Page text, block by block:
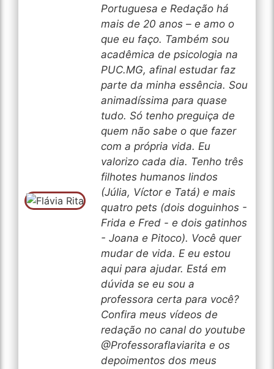
Portuguesa e Redação há
mais de 20 anos – e amo o
que eu faço. Também sou
acadêmica de psicologia na
PUC.MG, afinal estudar faz
parte da minha essência. Sou
animadíssima para quase
tudo. Só tenho preguiça de
quem não sabe o que fazer
com a própria vida. Eu
valorizo cada dia. Tenho três
filhotes humanos lindos
(Júlia, Víctor e Tatá) e mais
quatro pets (dois doguinhos -
Frida e Fred - e dois gatinhos
- Joana e Pitoco). Você quer
mudar de vida. E eu estou
aqui para ajudar. Está em
dúvida se eu sou a
professora certa para você?
Confira meus vídeos de
redação no canal do youtube
@Professoraflaviarita e os
depoimentos dos meus